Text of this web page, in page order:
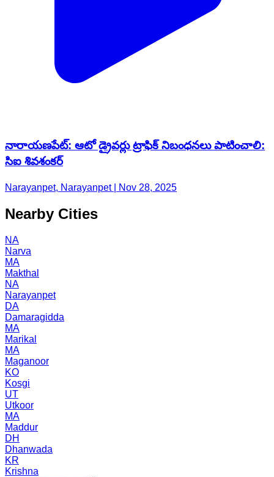
నారాయణపేట్: ఆటో డ్రైవర్లు ట్రాఫిక్ నిబంధనలు పాటించాలి:
సిఐ శివశంకర్
Narayanpet, Narayanpet | Nov 28, 2025
Nearby Cities
NA
Narva
MA
Makthal
NA
Narayanpet
DA
Damaragidda
MA
Marikal
MA
Maganoor
KO
Kosgi
UT
Utkoor
MA
Maddur
DH
Dhanwada
KR
Krishna